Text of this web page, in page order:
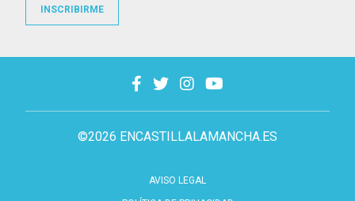
©2026 ENCASTILLALAMANCHA.ES
AVISO LEGAL
INSCRIBIRME